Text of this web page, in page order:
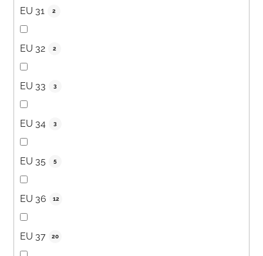
EU 31 2
EU 32 2
EU 33 3
EU 34 3
EU 35 5
EU 36 12
EU 37 20